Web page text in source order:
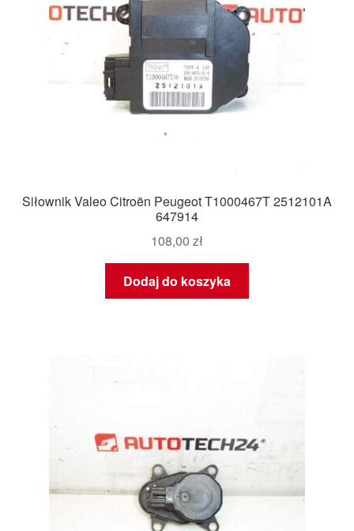
Siłownik Valeo Citroën Peugeot T1000467T 2512101A
647914
108,00 zł
Dodaj do koszyka